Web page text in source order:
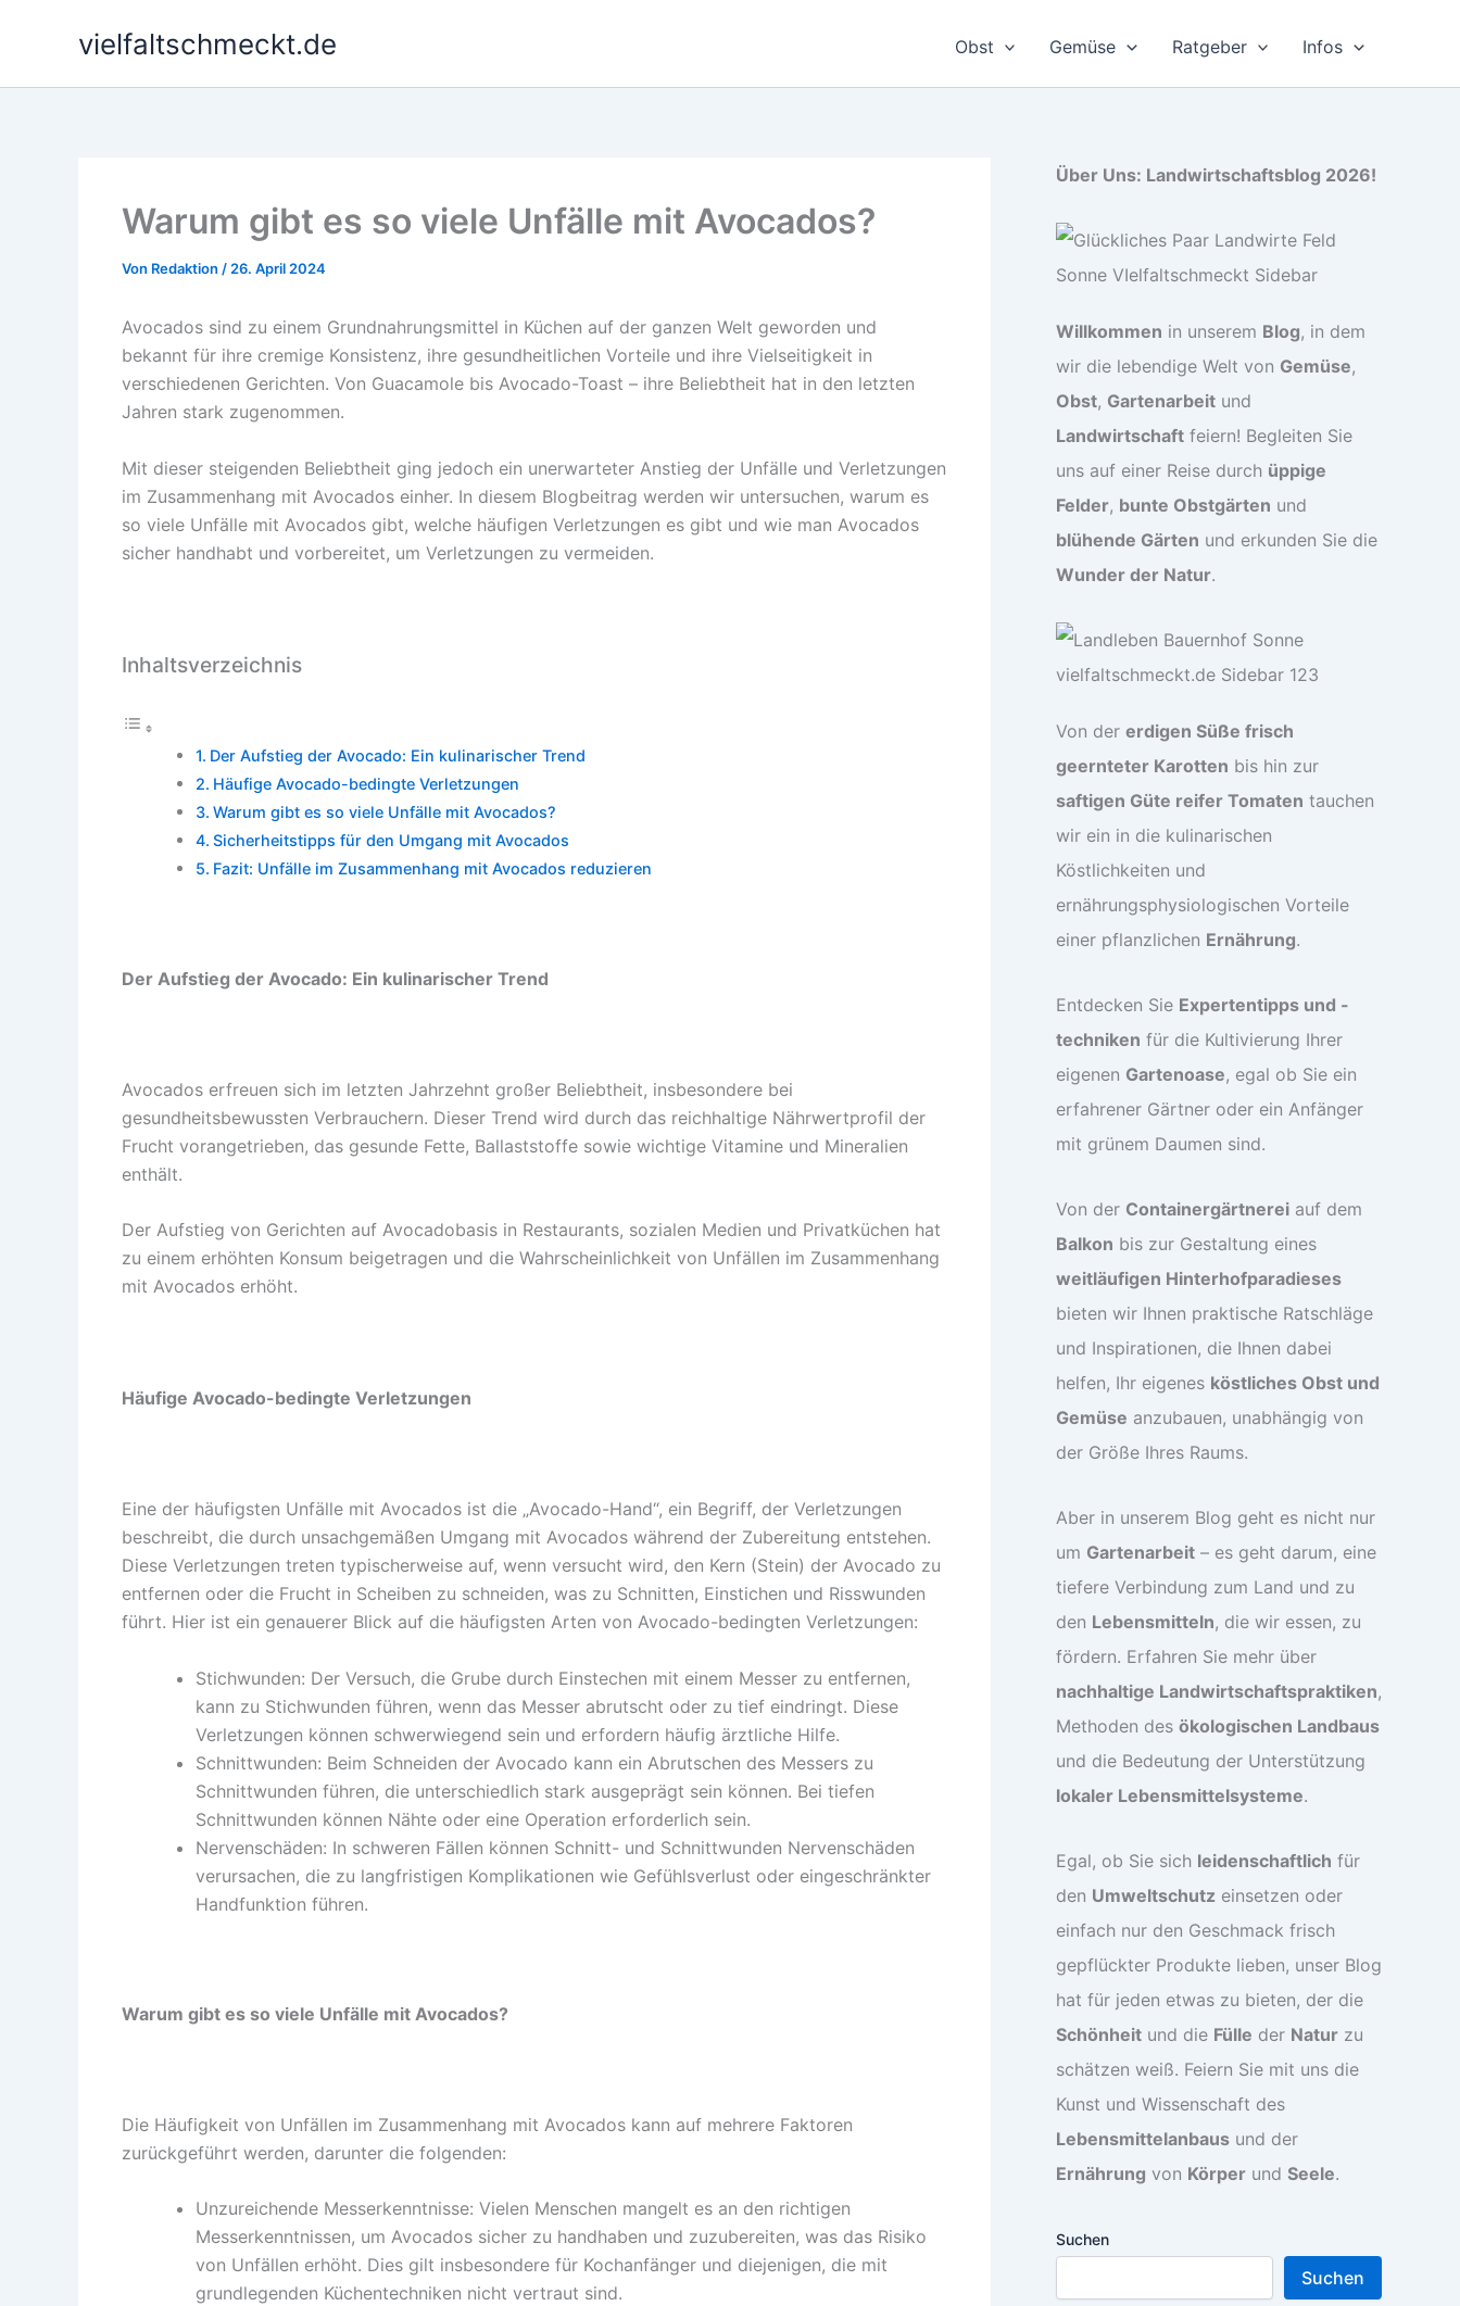
vielfaltschmeckt.de Obst Gemüse Ratgeber Infos
Warum gibt es so viele Unfälle mit Avocados?
Von Redaktion / 26. April 2024
Avocados sind zu einem Grundnahrungsmittel in Küchen auf der ganzen Welt geworden und
bekannt für ihre cremige Konsistenz, ihre gesundheitlichen Vorteile und ihre Vielseitigkeit in
verschiedenen Gerichten. Von Guacamole bis Avocado-Toast – ihre Beliebtheit hat in den letzten
Jahren stark zugenommen.
Mit dieser steigenden Beliebtheit ging jedoch ein unerwarteter Anstieg der Unfälle und Verletzungen
im Zusammenhang mit Avocados einher. In diesem Blogbeitrag werden wir untersuchen, warum es
so viele Unfälle mit Avocados gibt, welche häufigen Verletzungen es gibt und wie man Avocados
sicher handhabt und vorbereitet, um Verletzungen zu vermeiden.
Inhaltsverzeichnis
Der Aufstieg der Avocado: Ein kulinarischer Trend
Häufige Avocado-bedingte Verletzungen
Warum gibt es so viele Unfälle mit Avocados?
Sicherheitstipps für den Umgang mit Avocados
Fazit: Unfälle im Zusammenhang mit Avocados reduzieren
Der Aufstieg der Avocado: Ein kulinarischer Trend
Avocados erfreuen sich im letzten Jahrzehnt großer Beliebtheit, insbesondere bei
gesundheitsbewussten Verbrauchern. Dieser Trend wird durch das reichhaltige Nährwertprofil der
Frucht vorangetrieben, das gesunde Fette, Ballaststoffe sowie wichtige Vitamine und Mineralien
enthält.
Der Aufstieg von Gerichten auf Avocadobasis in Restaurants, sozialen Medien und Privatküchen hat
zu einem erhöhten Konsum beigetragen und die Wahrscheinlichkeit von Unfällen im Zusammenhang
mit Avocados erhöht.
Häufige Avocado-bedingte Verletzungen
Eine der häufigsten Unfälle mit Avocados ist die „Avocado-Hand“, ein Begriff, der Verletzungen
beschreibt, die durch unsachgemäßen Umgang mit Avocados während der Zubereitung entstehen.
Diese Verletzungen treten typischerweise auf, wenn versucht wird, den Kern (Stein) der Avocado zu
entfernen oder die Frucht in Scheiben zu schneiden, was zu Schnitten, Einstichen und Risswunden
führt. Hier ist ein genauerer Blick auf die häufigsten Arten von Avocado-bedingten Verletzungen:
Stichwunden: Der Versuch, die Grube durch Einstechen mit einem Messer zu entfernen,
kann zu Stichwunden führen, wenn das Messer abrutscht oder zu tief eindringt. Diese
Verletzungen können schwerwiegend sein und erfordern häufig ärztliche Hilfe.
Schnittwunden: Beim Schneiden der Avocado kann ein Abrutschen des Messers zu
Schnittwunden führen, die unterschiedlich stark ausgeprägt sein können. Bei tiefen
Schnittwunden können Nähte oder eine Operation erforderlich sein.
Nervenschäden: In schweren Fällen können Schnitt- und Schnittwunden Nervenschäden
verursachen, die zu langfristigen Komplikationen wie Gefühlsverlust oder eingeschränkter
Handfunktion führen.
Warum gibt es so viele Unfälle mit Avocados?
Die Häufigkeit von Unfällen im Zusammenhang mit Avocados kann auf mehrere Faktoren
zurückgeführt werden, darunter die folgenden:
Unzureichende Messerkenntnisse: Vielen Menschen mangelt es an den richtigen
Messerkenntnissen, um Avocados sicher zu handhaben und zuzubereiten, was das Risiko
von Unfällen erhöht. Dies gilt insbesondere für Kochanfänger und diejenigen, die mit
grundlegenden Küchentechniken nicht vertraut sind.
Über Uns: Landwirtschaftsblog 2026!
Willkommen in unserem Blog, in dem
wir die lebendige Welt von Gemüse,
Obst, Gartenarbeit und
Landwirtschaft feiern! Begleiten Sie
uns auf einer Reise durch üppige
Felder, bunte Obstgärten und
blühende Gärten und erkunden Sie die
Wunder der Natur.
Von der erdigen Süße frisch
geernteter Karotten bis hin zur
saftigen Güte reifer Tomaten tauchen
wir ein in die kulinarischen
Köstlichkeiten und
ernährungsphysiologischen Vorteile
einer pflanzlichen Ernährung.
Entdecken Sie Expertentipps und -
techniken für die Kultivierung Ihrer
eigenen Gartenoase, egal ob Sie ein
erfahrener Gärtner oder ein Anfänger
mit grünem Daumen sind.
Von der Containergärtnerei auf dem
Balkon bis zur Gestaltung eines
weitläufigen Hinterhofparadieses
bieten wir Ihnen praktische Ratschläge
und Inspirationen, die Ihnen dabei
helfen, Ihr eigenes köstliches Obst und
Gemüse anzubauen, unabhängig von
der Größe Ihres Raums.
Aber in unserem Blog geht es nicht nur
um Gartenarbeit – es geht darum, eine
tiefere Verbindung zum Land und zu
den Lebensmitteln, die wir essen, zu
fördern. Erfahren Sie mehr über
nachhaltige Landwirtschaftspraktiken,
Methoden des ökologischen Landbaus
und die Bedeutung der Unterstützung
lokaler Lebensmittelsysteme.
Egal, ob Sie sich leidenschaftlich für
den Umweltschutz einsetzen oder
einfach nur den Geschmack frisch
gepflückter Produkte lieben, unser Blog
hat für jeden etwas zu bieten, der die
Schönheit und die Fülle der Natur zu
schätzen weiß. Feiern Sie mit uns die
Kunst und Wissenschaft des
Lebensmittelanbaus und der
Ernährung von Körper und Seele.
Suchen
Suchen